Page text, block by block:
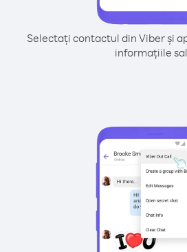
Selectați contactul din Viber și
informațiile